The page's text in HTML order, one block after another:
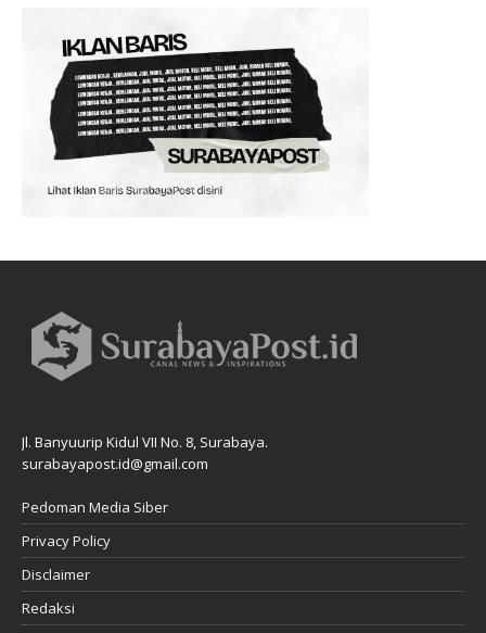
Jl. Banyuurip Kidul VII No. 8, Surabaya.
surabayapost.id@gmail.com
Pedoman Media Siber
Privacy Policy
Disclaimer
Redaksi